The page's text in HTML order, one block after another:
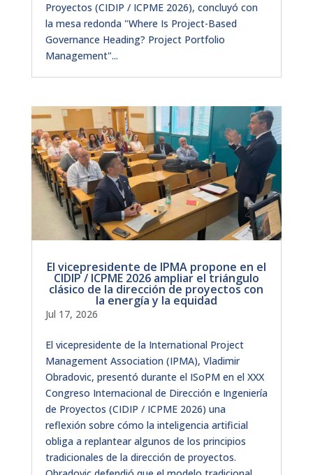
Proyectos (CIDIP / ICPME 2026), concluyó con
la mesa redonda "Where Is Project-Based
Governance Heading? Project Portfolio
Management"...
El vicepresidente de IPMA propone en el
CIDIP / ICPME 2026 ampliar el triángulo
clásico de la dirección de proyectos con
la energía y la equidad
Jul 17, 2026
El vicepresidente de la International Project
Management Association (IPMA), Vladimir
Obradovic, presentó durante el ISoPM en el XXX
Congreso Internacional de Dirección e Ingeniería
de Proyectos (CIDIP / ICPME 2026) una
reflexión sobre cómo la inteligencia artificial
obliga a replantear algunos de los principios
tradicionales de la dirección de proyectos.